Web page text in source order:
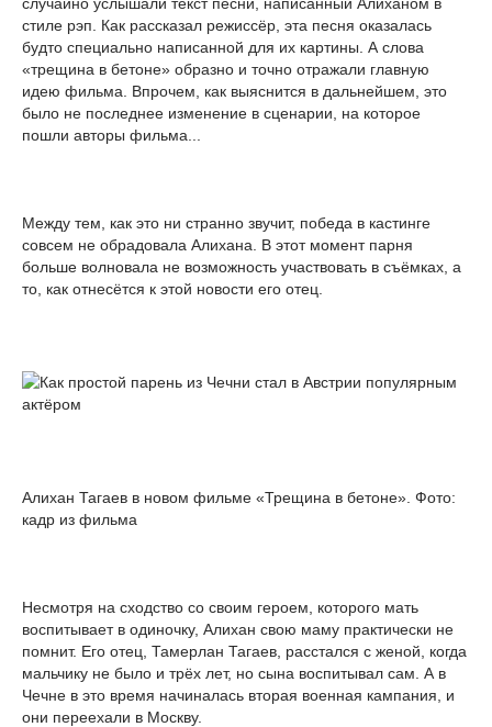
стиле рэп. Как рассказал режиссёр, эта песня оказалась
будто специально написанной для их картины. А слова
«трещина в бетоне» образно и точно отражали главную
идею фильма. Впрочем, как выяснится в дальнейшем, это
было не последнее изменение в сценарии, на которое
пошли авторы фильма...
Между тем, как это ни странно звучит, победа в кастинге
совсем не обрадовала Алихана. В этот момент парня
больше волновала не возможность участвовать в съёмках, а
то, как отнесётся к этой новости его отец.
Алихан Тагаев в новом фильме «Трещина в бетоне». Фото:
кадр из фильма
Несмотря на сходство со своим героем, которого мать
воспитывает в одиночку, Алихан свою маму практически не
помнит. Его отец, Тамерлан Тагаев, расстался с женой, когда
мальчику не было и трёх лет, но сына воспитывал сам. А в
Чечне в это время начиналась вторая военная кампания, и
они переехали в Москву.